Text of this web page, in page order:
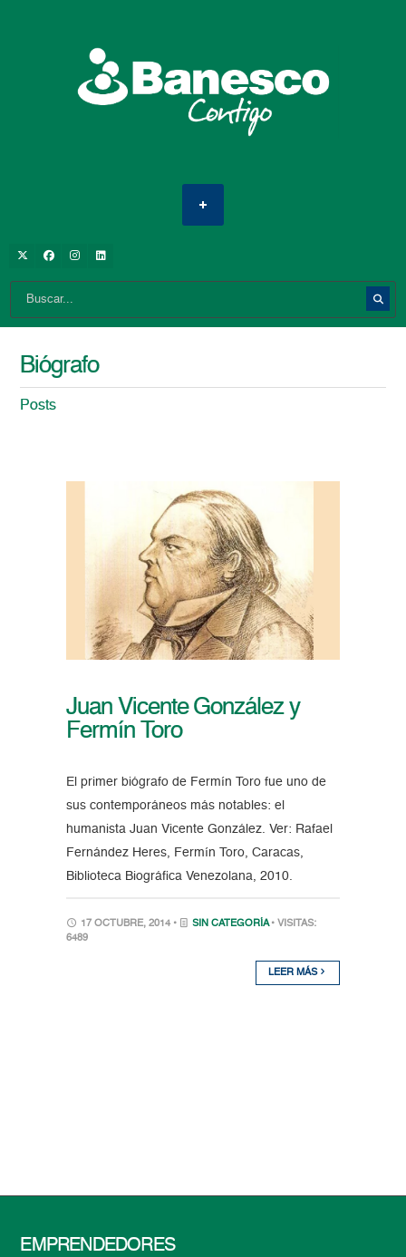
Biógrafo
Posts
Juan Vicente González y
Fermín Toro
El primer biógrafo de Fermín Toro fue uno de
sus contemporáneos más notables: el
humanista Juan Vicente González. Ver: Rafael
Fernández Heres, Fermín Toro, Caracas,
Biblioteca Biográfica Venezolana, 2010.
17 OCTUBRE, 2014 • SIN CATEGORÍA • VISITAS:
6489
LEER MÁS
EMPRENDEDORES